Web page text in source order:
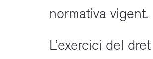
normativa vigent.
L’exercici del dret